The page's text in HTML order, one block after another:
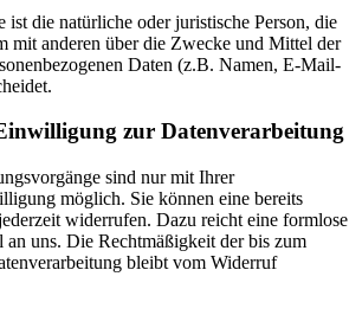
ist die natürliche oder juristische Person, die
mit anderen über die Zwecke und Mittel der
Daten (z.B. Namen, E-Mail-
zur Datenverarbeitung
sind nur mit Ihrer
möglich. Sie können eine bereits
widerrufen. Dazu reicht eine formlose
uns. Die Rechtmäßigkeit der bis zum
bleibt vom Widerruf